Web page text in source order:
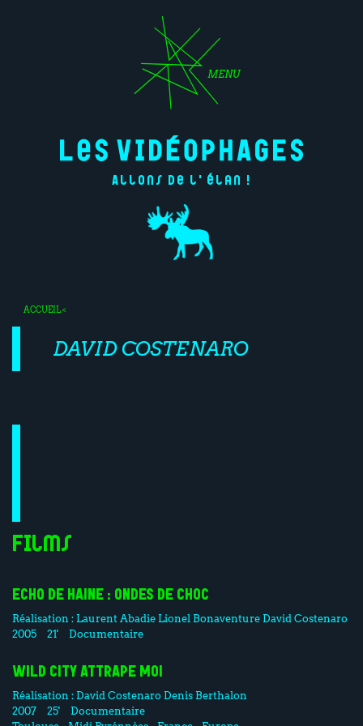
MENU
Allons de l'élan !
ACCUEIL<
DAVID COSTENARO
Films
ECHO DE HAINE : ONDES DE CHOC
Réalisation : Laurent Abadie Lionel Bonaventure David Costenaro
2005
21' Documentaire
WILD CITY ATTRAPE MOI
Réalisation : David Costenaro Denis Berthalon
2007
25'
Documentaire